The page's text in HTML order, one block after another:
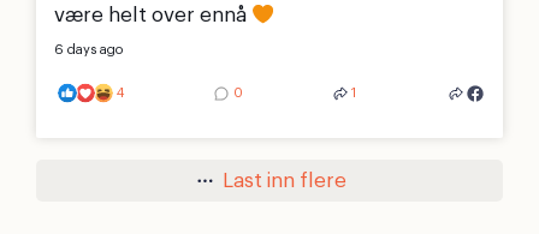
være helt over ennå
6 days ago
4 0 1
Last inn flere